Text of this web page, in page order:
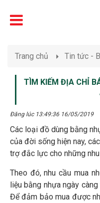
Trang chủ Tin tức -
TÌM KIẾM ĐỊA CHỈ
Đăng lúc 13:49:36 16/05/2019
Các loại đồ dùng bằng
của đời sống hiện nay,
trợ đắc lực cho những
Theo đó, nhu cầu mua
liệu bằng nhựa ngày
Để đảm bảo mua được